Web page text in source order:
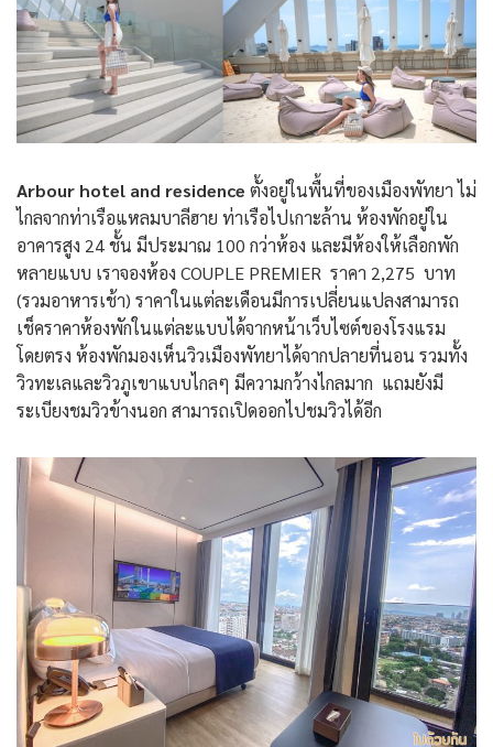
Arbour hotel and residence ตั้งอยู่ในพื้นที่ของเมืองพัทยา ไม่
ไกลจากท่าเรือแหลมบาลีฮาย ท่าเรือไปเกาะล้าน ห้องพักอยู่ใน
อาคารสูง 24 ชั้น มีประมาณ 100 กว่าห้อง และมีห้องให้เลือกพัก
หลายแบบ เราจองห้อง COUPLE PREMIER ราคา 2,275 บาท
(รวมอาหารเช้า) ราคาในแต่ละเดือนมีการเปลี่ยนแปลงสามารถ
เช็คราคาห้องพักในแต่ละแบบได้จากหน้าเว็บไซต์ของโรงแรม
โดยตรง ห้องพักมองเห็นวิวเมืองพัทยาได้จากปลายที่นอน รวมทั้ง
วิวทะเลและวิวภูเขาแบบไกลๆ มีความกว้างไกลมาก แถมยังมี
ระเบียงชมวิวข้างนอก สามารถเปิดออกไปชมวิวได้อีก